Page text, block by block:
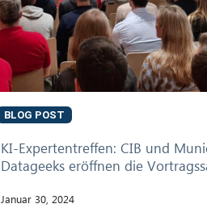
BLOG POST
KI-Expertentreffen: CIB und
Datageeks eröffnen die
Januar 30, 2024